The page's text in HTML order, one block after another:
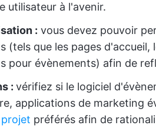
utilisateur à l'avenir.
: vous devez pouvoir
(tels que les pages d'accueil,
pour évènements) afin de
: vérifiez si le logiciel
applications de marketing
préférés afin de